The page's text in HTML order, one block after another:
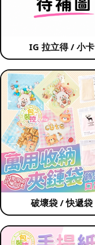
IG 拉立得 / 小卡
破壞袋 / 快遞袋